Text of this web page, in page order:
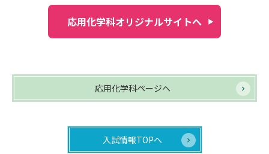
応用化学科オリジナルサイトへ
応用化学科ページへ
入試情報TOPへ